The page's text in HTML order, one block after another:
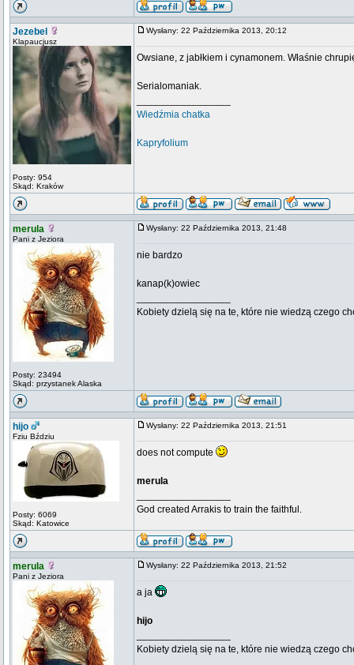
Jezebel
Klapaucjusz
Posty: 954
Skąd: Kraków
Wysłany: 22 Października 2013, 20:12
Owsiane, z jabłkiem i cynamonem. Właśnie
Serialomaniak.
Wiedźmia chatka
Kapryfolium
merula
Pani z Jeziora
Posty: 23494
Skąd: przystanek Alaska
Wysłany: 22 Października 2013, 21:48
nie bardzo
kanap(k)owiec
Kobiety dzielą się na te, które nie wiedzą czego
hijo
Fziu Bździu
Posty: 6069
Skąd: Katowice
Wysłany: 22 Października 2013, 21:51
does not compute
merula
God created Arrakis to train the faithful.
merula
Pani z Jeziora
Wysłany: 22 Października 2013, 21:52
a ja
hijo
Kobiety dzielą się na te, które nie wiedzą czego